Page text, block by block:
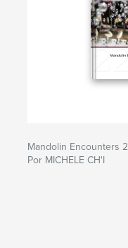
Mandolin Encounters 2
Por MICHELE CH'I